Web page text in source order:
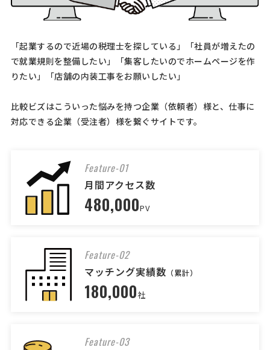
「起業するので近場の税理士を探している」「社員が増えたの
で就業規則を整備したい」「集客したいのでホームページを作
りたい」「店舗の内装工事をお願いしたい」
比較ビズはこういった悩みを持つ企業（依頼者）様と、仕事に
対応できる企業（受注者）様を繋ぐサイトです。
Feature-01
月間アクセス数
480,000PV
Feature-02
マッチング実績数 （累計）
180,000社
Feature-03
司法書士 > 司法書士
[相談の種類] 不動産登記 [事業の場合選択] [対応スピード] 近いうち
[相談内容] 母の死亡に伴う不動産の相続登記をお願いしたく、司法書
士の先生を探しています。 現在、不動産の名義は父のままとなってお
【相続登記について】司法書士への相談・問
総額予算 相談して決めたい
[相談の種類] 不動産登記 [事業の場合選択] [対応スピード] 近いうち
[相談内容] 亡くなった親の家の相続登記についての相談 [ご希望・ご要
望] 親の家は埼玉県川越市
不動産登記の見積もり依頼
司法書士 > 不動産登記
総額予算 相談して決めたい
談内容] 物件価格8360万円中古マンショ …